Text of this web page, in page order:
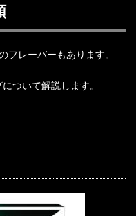
フレーバーもあります。
ついて解説します。